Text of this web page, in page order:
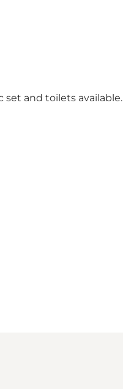
set and toilets available.